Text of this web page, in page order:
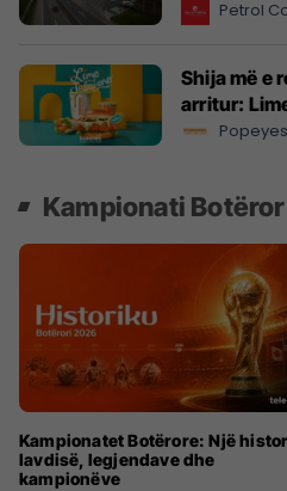
Petrol
Shija më e
arritur:
Popeyes
Kampionati
Kampionatet Botërore: Një
lavdisë, legjendave dhe
kampionëve